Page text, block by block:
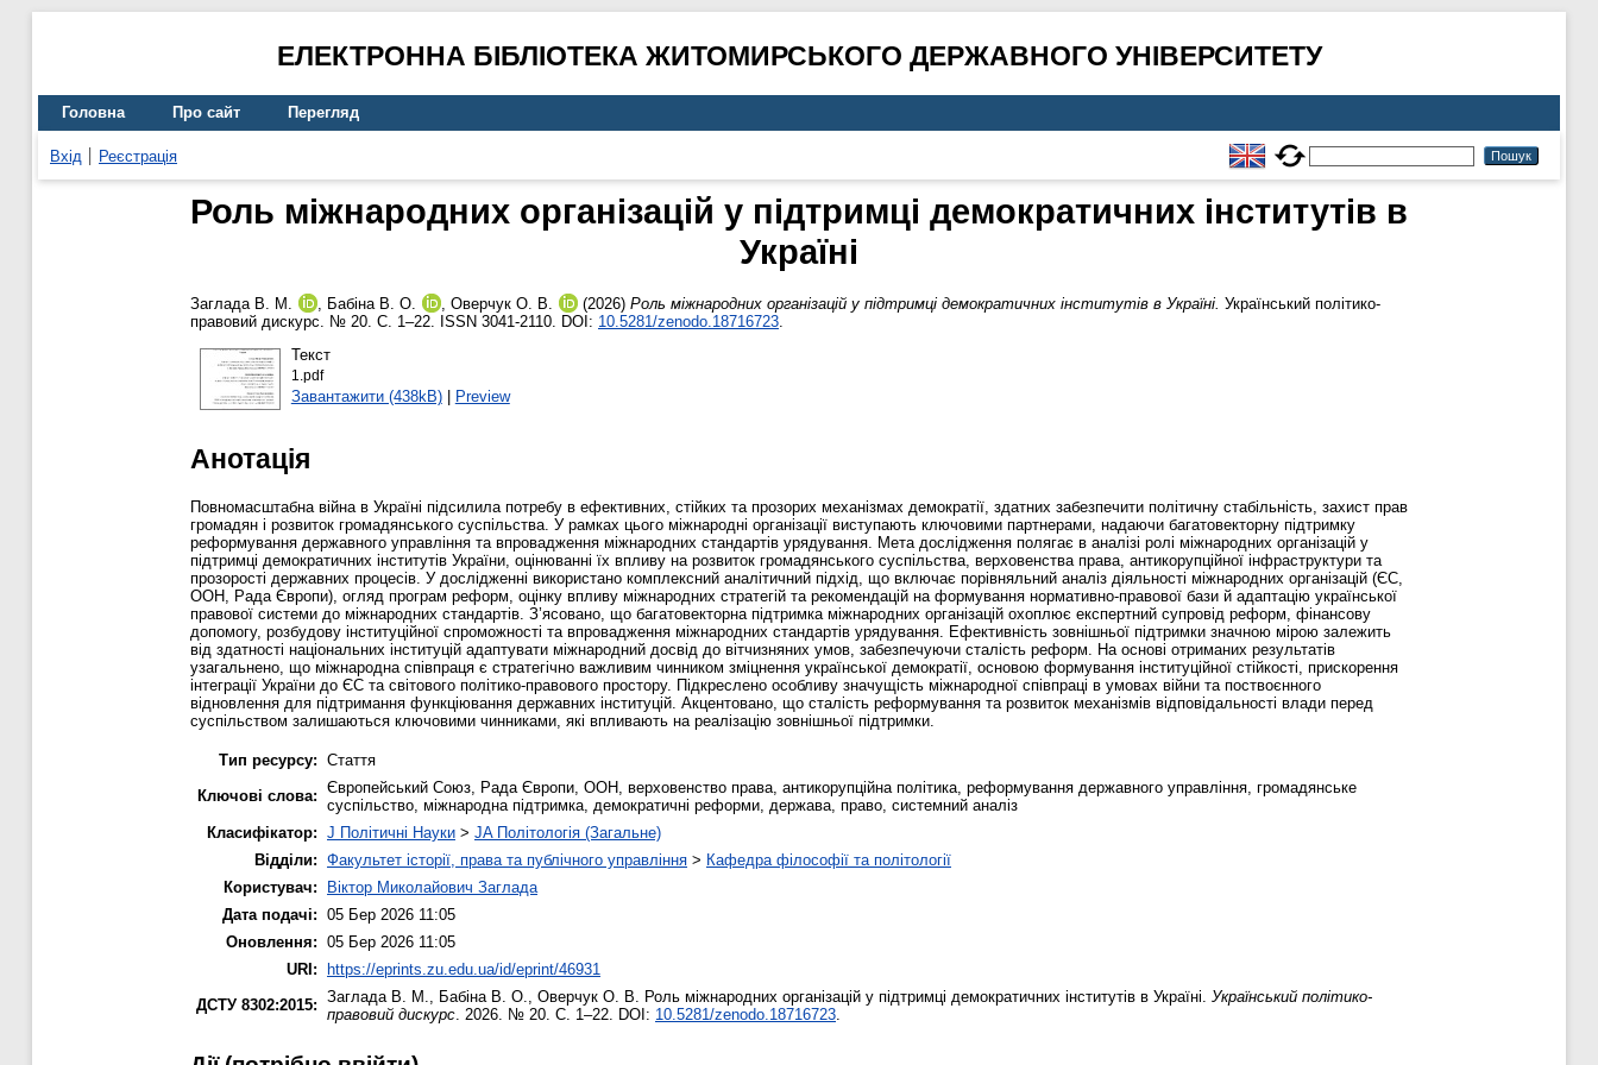
ЕЛЕКТРОННА БІБЛІОТЕКА ЖИТОМИРСЬКОГО ДЕРЖАВНОГО УНІВЕРСИТЕТУ
Головна Про сайт Перегляд
Вхід Реєстрація
Роль міжнародних організацій у підтримці демократичних інститутів в
Україні
Заглада В. М. , Бабіна В. О. , Оверчук О. В. (2026) Роль міжнародних організацій у підтримці демократичних інститутів в Україні. Український політико-
правовий дискурс. № 20. С. 1–22. ISSN 3041-2110. DOI: 10.5281/zenodo.18716723.
Текст
1.pdf
Завантажити (438kB)| Preview
Анотація
Повномасштабна війна в Україні підсилила потребу в ефективних, стійких та прозорих механізмах демократії, здатних забезпечити політичну стабільність, захист прав
громадян і розвиток громадянського суспільства. У рамках цього міжнародні організації виступають ключовими партнерами, надаючи багатовекторну підтримку
реформування державного управління та впровадження міжнародних стандартів урядування. Мета дослідження полягає в аналізі ролі міжнародних організацій у
підтримці демократичних інститутів України, оцінюванні їх впливу на розвиток громадянського суспільства, верховенства права, антикорупційної інфраструктури та
прозорості державних процесів. У дослідженні використано комплексний аналітичний підхід, що включає порівняльний аналіз діяльності міжнародних організацій (ЄС,
ООН, Рада Європи), огляд програм реформ, оцінку впливу міжнародних стратегій та рекомендацій на формування нормативно-правової бази й адаптацію української
правової системи до міжнародних стандартів. З’ясовано, що багатовекторна підтримка міжнародних організацій охоплює експертний супровід реформ, фінансову
допомогу, розбудову інституційної спроможності та впровадження міжнародних стандартів урядування. Ефективність зовнішньої підтримки значною мірою залежить
від здатності національних інституцій адаптувати міжнародний досвід до вітчизняних умов, забезпечуючи сталість реформ. На основі отриманих результатів
узагальнено, що міжнародна співпраця є стратегічно важливим чинником зміцнення української демократії, основою формування інституційної стійкості, прискорення
інтеграції України до ЄС та світового політико-правового простору. Підкреслено особливу значущість міжнародної співпраці в умовах війни та поствоєнного
відновлення для підтримання функціювання державних інституцій. Акцентовано, що сталість реформування та розвиток механізмів відповідальності влади перед
суспільством залишаються ключовими чинниками, які впливають на реалізацію зовнішньої підтримки.
Тип ресурсу: Стаття
Ключові слова: Європейський Союз, Рада Європи, ООН, верховенство права, антикорупційна політика, реформування державного управління, громадянське
суспільство, міжнародна підтримка, демократичні реформи, держава, право, системний аналіз
Класифікатор: J Політичні Науки > JA Політологія (Загальне)
Відділи: Факультет історії, права та публічного управління > Кафедра філософії та політології
Користувач:
Віктор Миколайович Заглада
Дата подачі: 05 Бер 2026 11:05
Оновлення: 05 Бер 2026 11:05
URI: https://eprints.zu.edu.ua/id/eprint/46931
ДСТУ 8302:2015: Заглада В. М. Бабіна В. О. Оверчук О. В. Роль міжнародних організацій у підтримці демократичних інститутів в Україні. Український політико-
правовий дискурс . 2026. № 20. С. 1–22. DOI: 10.5281/zenodo.18716723